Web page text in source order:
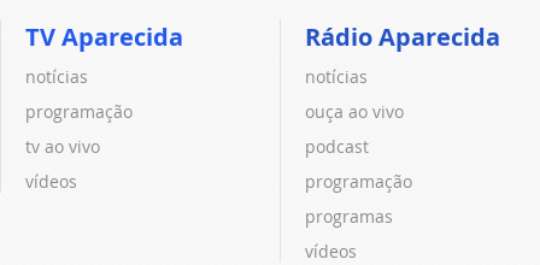
TV Aparecida
notícias
programação
tv ao vivo
vídeos
Rádio Aparecida
notícias
ouça ao vivo
podcast
programação
programas
vídeos